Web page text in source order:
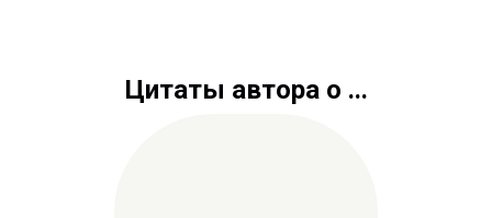
Цитаты автора о ...